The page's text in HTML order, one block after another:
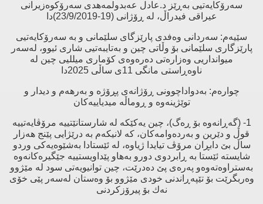
سەرۆكایەتیی بەڕێز د.عادل عەبدولمەهدی سەرۆكوەزیرانی
عیراقی فیدراڵ، لە ڕۆژانی (19-23/9/2019)دا
سێیەم: سەردانی وەفدی پارێزگای سلێمانی و بە سەرۆكایەتیی
پارێزگاری سلێمانی بۆ وڵاتی چین و بەتایبەتیی شاری ئیوو، لەسەر
میوانداریی وەزارەتی دەرەوەی كۆماری میللیی چین لە
ناوەڕاستی مانگی 11ی ساڵی 2025دا
چوارەم: بەدواداچوونی ڕۆژانەی پڕۆژە و بەرهەم و دیدار و
توێژینەوە و ڕوماڵە میدیاییەكان
1- (گەڕانەوە بۆ ڕەگ)، چین یەكێكە لە شارستانێتییە مرۆڤایەتییە
قوڵ و دێرین و بەردەوامەكان، كە لانیكەم بە درێژایی پێنج هەزار
ساڵ بێ‌ دابڕان مرۆڤ تیایدا ژیاوە، لە ئێستادا بەشێوەیەكی وردو
شایستە ئێستا بە ڕابردوی دورو بەهاو پێداویستییە جێگیرەكانەوە
بەستراوەتەوەو پەرەی پێ‌ دەدرێت، چین توانیویەتی سود لە مێژوو
وەربگرێت بۆ تێپەڕاندنی خودی مێژوو بۆ وەستان لەسەر پێی خۆی
نەك بۆ پیرۆزكردنی